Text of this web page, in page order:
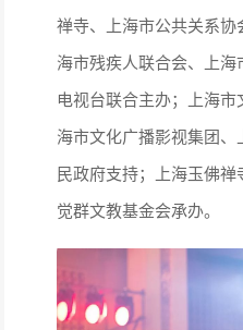
禅寺、上海市公共关系
海市残疾人联合会、上
电视台联合主办；上海
海市文化广播影视集团
民政府支持；上海玉佛
觉群文教基金会承办。